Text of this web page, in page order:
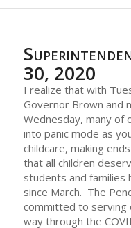
30, 2020
I realize that with
Governor Brown and
Wednesday, many of
into panic mode as
childcare, making
that all children
students and families
since March. The
committed to serving
way through the